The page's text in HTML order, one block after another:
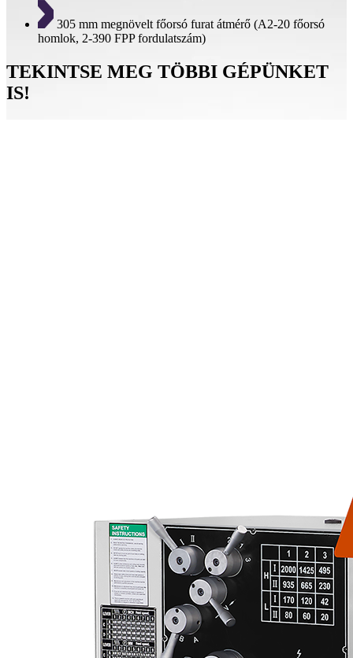
305 mm megnövelt főorsó furat átmérő (A2-20 főorsó
homlok, 2-390 FPP fordulatszám)
TEKINTSE MEG TÖBBI GÉPÜNKET
IS!